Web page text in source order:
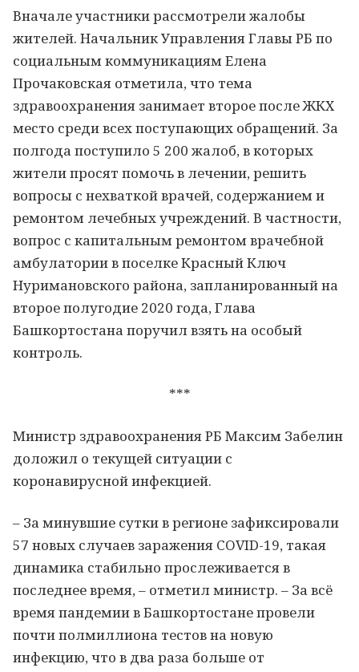
Вначале участники рассмотрели жалобы
жителей. Начальник Управления Главы РБ по
социальным коммуникациям Елена
Прочаковская отметила, что тема
здравоохранения занимает второе после ЖКХ
место среди всех поступающих обращений. За
полгода поступило 5 200 жалоб, в которых
жители просят помочь в лечении, решить
вопросы с нехваткой врачей, содержанием и
ремонтом лечебных учреждений. В частности,
вопрос с капитальным ремонтом врачебной
амбулатории в поселке Красный Ключ
Нуримановского района, запланированный на
второе полугодие 2020 года, Глава
Башкортостана поручил взять на особый
контроль.
***
Министр здравоохранения РБ Максим Забелин
доложил о текущей ситуации с
коронавирусной инфекцией.
– За минувшие сутки в регионе зафиксировали
57 новых случаев заражения COVID-19, такая
динамика стабильно прослеживается в
последнее время, – отметил министр. – За всё
время пандемии в Башкортостане провели
почти полмиллиона тестов на новую
инфекцию, что в два раза больше от